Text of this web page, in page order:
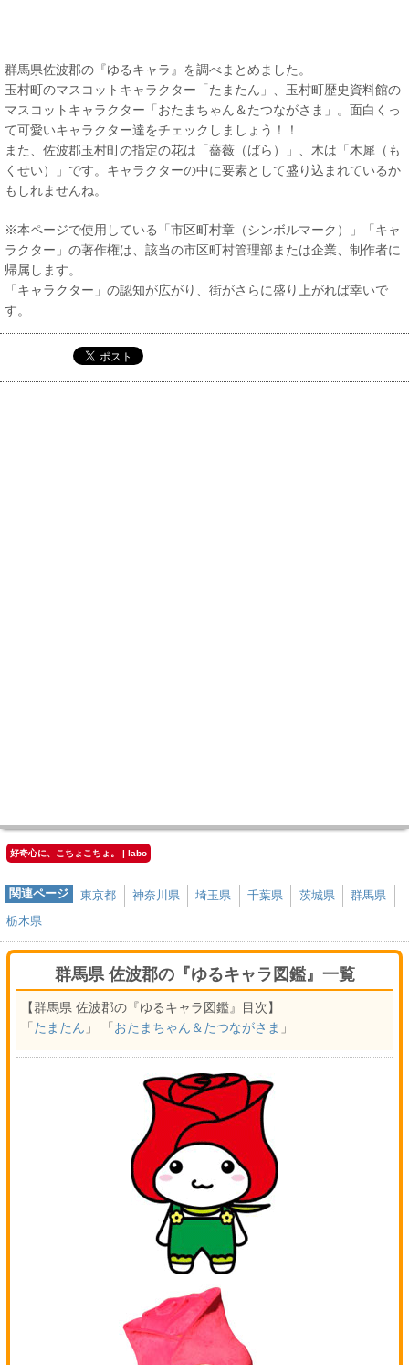
群馬県佐波郡の『ゆるキャラ』を調べまとめました。
玉村町のマスコットキャラクター「たまたん」、玉村町歴史資料館の
マスコットキャラクター「おたまちゃん＆たつながさま」。面白くっ
て可愛いキャラクター達をチェックしましょう！！
また、佐波郡玉村町の指定の花は「薔薇（ばら）」、木は「木犀（も
くせい）」です。キャラクターの中に要素として盛り込まれているか
もしれませんね。
※本ページで使用している「市区町村章（シンボルマーク）」「キャ
ラクター」の著作権は、該当の市区町村管理部または企業、制作者に
帰属します。
「キャラクター」の認知が広がり、街がさらに盛り上がれば幸いで
す。
好奇心に、こちょこちょ。 | labo
関連ページ 東京都 神奈川県 埼玉県 千葉県 茨城県
群馬県
栃木県
群馬県 佐波郡の『ゆるキャラ図鑑』一覧
【群馬県 佐波郡の『ゆるキャラ図鑑』目次】
「 たまたん 」 「 おたまちゃん＆たつながさま 」